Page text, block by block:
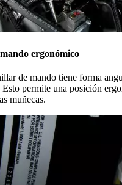
ergonómico
de mando tiene forma
Esto permite una posición
muñecas.